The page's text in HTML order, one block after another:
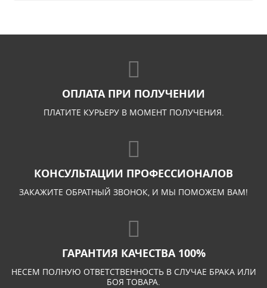
ОПЛАТА ПРИ ПОЛУЧЕНИИ
ПЛАТИТЕ КУРЬЕРУ В МОМЕНТ ПОЛУЧЕНИЯ.
КОНСУЛЬТАЦИИ ПРОФЕССИОНАЛОВ
ЗАКАЖИТЕ ОБРАТНЫЙ ЗВОНОК, И МЫ ПОМОЖЕМ ВАМ!
ГАРАНТИЯ КАЧЕСТВА 100%
НЕСЕМ ПОЛНУЮ ОТВЕТСТВЕННОСТЬ В СЛУЧАЕ БРАКА ИЛИ
БОЯ ТОВАРА.